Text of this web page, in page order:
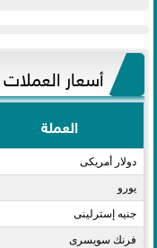
أسعار العملات
العملة
دولار أمريكى​
يورو​
جنيه إسترلينى​
فرنك سويسرى​